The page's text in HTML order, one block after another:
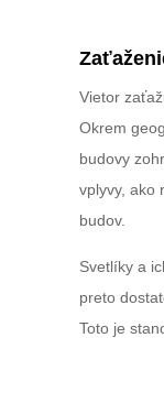
Vietor
Okrem
budovy
vplyvy, ako
budov.
Svetlíky a
preto
Toto je